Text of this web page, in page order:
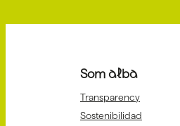
Som alba
Transparency
Sostenibilidad